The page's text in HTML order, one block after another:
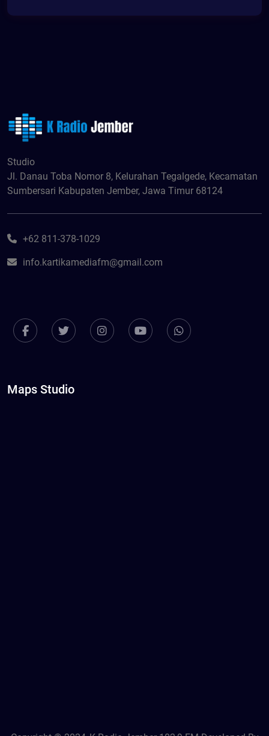
Studio
Jl. Danau Toba Nomor 8, Kelurahan Tegalgede, Kecamatan
Sumbersari Kabupaten Jember, Jawa Timur 68124
+62 811-378-1029
info.kartikamediafm@gmail.com
Maps Studio